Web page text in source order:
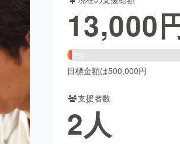
舞台・パフォーマンス
フード・飲食店
アニメ・漫画
ビューティー・ヘルスケア
13,000
2%
目標金額は500,000円
支援者数
2人